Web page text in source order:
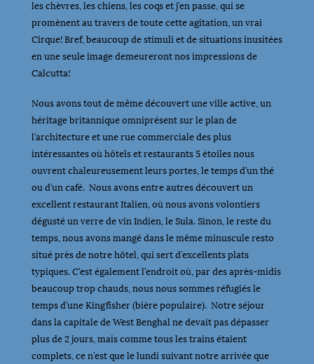
les chèvres, les chiens, les coqs et j’en passe, qui se
promènent au travers de toute cette agitation, un vrai
Cirque! Bref, beaucoup de stimuli et de situations inusitées
en une seule image demeureront nos impressions de
Calcutta!
Nous avons tout de même découvert une ville active, un
héritage britannique omniprésent sur le plan de
l’architecture et une rue commerciale des plus
intéressantes où hôtels et restaurants 5 étoiles nous
ouvrent chaleureusement leurs portes, le temps d’un thé
ou d’un café. Nous avons entre autres découvert un
excellent restaurant Italien, où nous avons volontiers
dégusté un verre de vin Indien, le Sula. Sinon, le reste du
temps, nous avons mangé dans le même minuscule resto
situé près de notre hôtel, qui sert d’excellents plats
typiques. C’est également l’endroit où, par des après-midis
beaucoup trop chauds, nous nous sommes réfugiés le
temps d’une Kingfisher (bière populaire). Notre séjour
dans la capitale de West Benghal ne devait pas dépasser
plus de 2 jours, mais comme tous les trains étaient
complets, ce n’est que le lundi suivant notre arrivée que